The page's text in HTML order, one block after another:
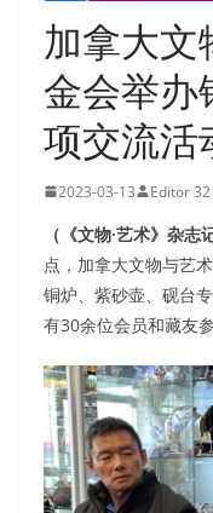
加拿大文
金会举办
项交流活
2023-03-13 Editor 32
（《文物·艺术》杂志
点，加拿大文物与艺
铜炉、紫砂壶、砚台
有30余位会员和藏友参